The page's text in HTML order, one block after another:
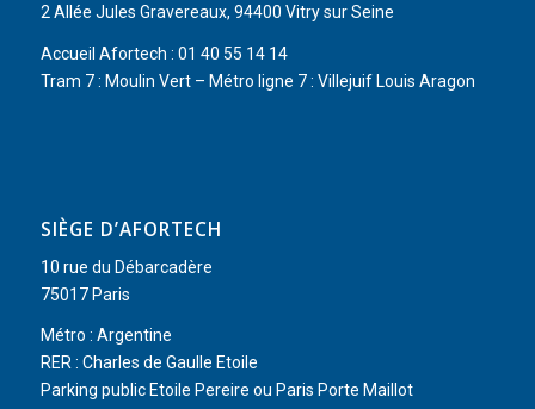
2 Allée Jules Gravereaux, 94400 Vitry sur Seine
Accueil Afortech : 01 40 55 14 14
Tram 7 : Moulin Vert – Métro ligne 7 : Villejuif Louis Aragon
SIÈGE D’AFORTECH
10 rue du Débarcadère
75017 Paris
Métro : Argentine
RER : Charles de Gaulle Etoile
Parking public Etoile Pereire ou Paris Porte Maillot